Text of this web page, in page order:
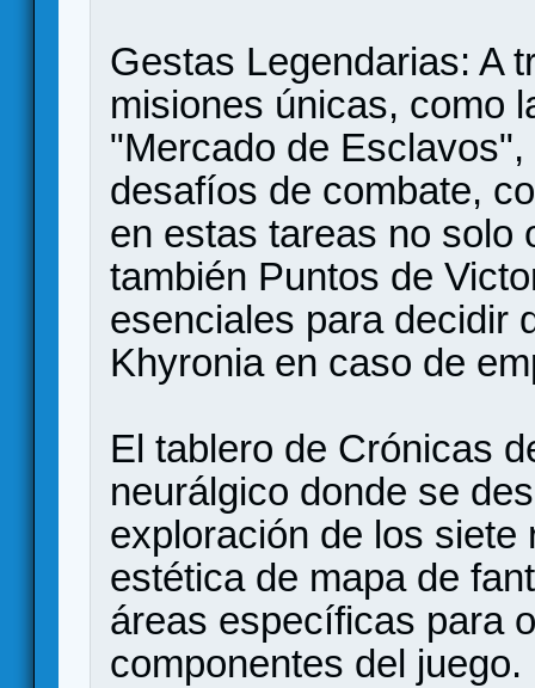
​Gestas Legendarias: A
misiones únicas, como
"Mercado de
desafíos de combate,
en estas tareas no solo
también Puntos de
esenciales para decidir
Khyronia en caso de
El tablero de Crónicas
neurálgico donde se
exploración de los
estética de mapa de
áreas específicas para
componentes del juego.